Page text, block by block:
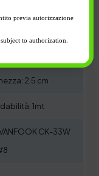
2.5 cm
1mt
CK-33W
previa autorizzazione
to authorization.